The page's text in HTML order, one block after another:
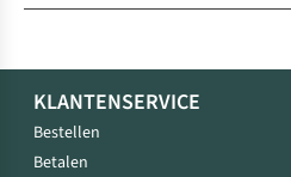
KLANTENSERVICE
Bestellen
Betalen